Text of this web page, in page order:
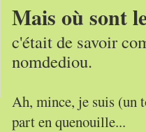
Mais où sont
c'était de savoir
nomdediou.
Ah, mince, je suis (un
part en quenouille...